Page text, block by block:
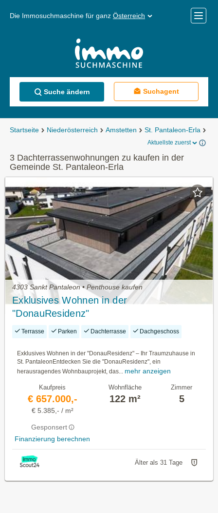
Die Immosuchmaschine für ganz Österreich
Menü
Suche ändern Suchagent
Startseite Niederösterreich Amstetten St. Pantaleon-Erla
Aktuellste zuerst
3 Dachterrassenwohnungen zu kaufen in der
Gemeinde St. Pantaleon-Erla
4303 Sankt Pantaleon • Penthouse kaufen
Exklusives Wohnen in der
"DonauResidenz"
Terrasse Parken Dachterrasse Dachgeschoss
Exklusives Wohnen in der "DonauResidenz" – Ihr Traumzuhause in
St. PantaleonEntdecken Sie die "DonauResidenz", ein
herausragendes Wohnbauprojekt, das...
mehr anzeigen
Kaufpreis
€ 657.000,-
€ 5.385,- / m²
Gesponsert
Finanzierung berechnen
Wohnfläche
122 m²
Zimmer
5
Älter als 31 Tage